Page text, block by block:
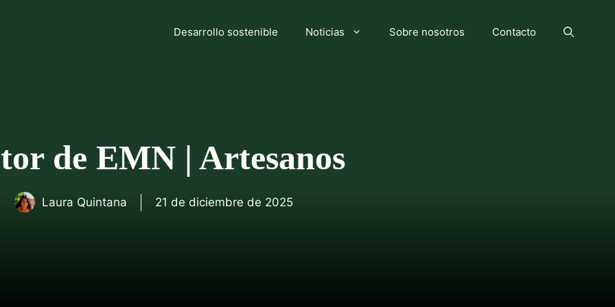
Desarrollo sostenible Noticias Sobre nosotros Contacto
de EMN | Artesanos
Laura Quintana 21 de diciembre de 2025